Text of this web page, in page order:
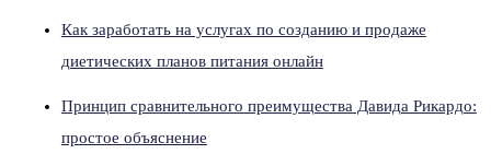
Как заработать на услугах по созданию и продаже
диетических планов питания онлайн
Принцип сравнительного преимущества Давида Рикардо:
простое объяснение